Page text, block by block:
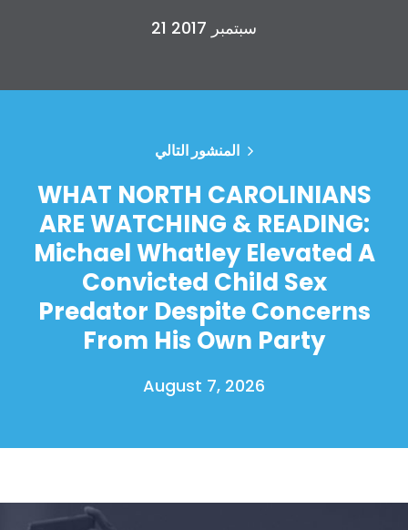
Shop
21 سبتمبر 2017
المنشور التالي
WHAT NORTH CAROLINIANS
ARE WATCHING & READING:
Michael Whatley Elevated A
Convicted Child Sex
Predator Despite Concerns
From His Own Party
August 7, 2026